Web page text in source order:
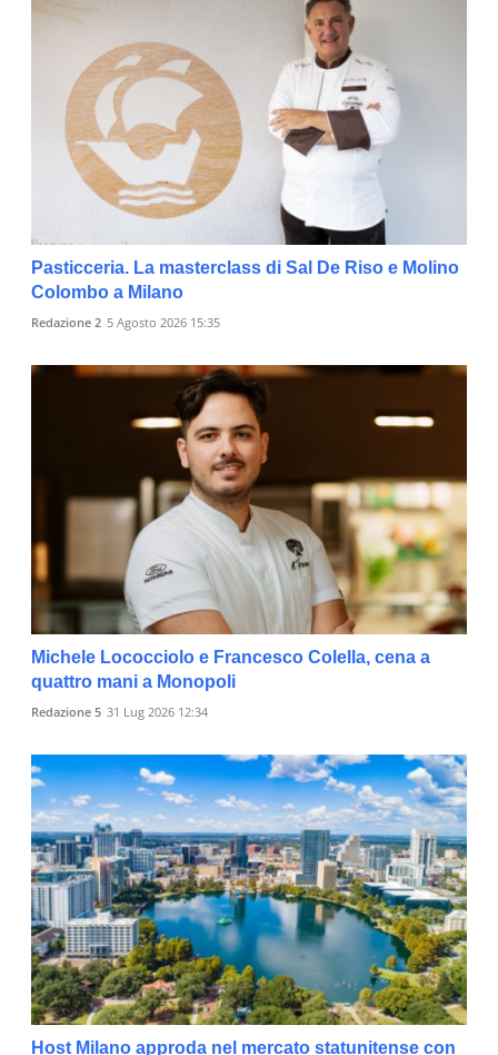
Pasticceria. La masterclass di Sal De Riso e Molino
Colombo a Milano
Redazione 2 5 Agosto 2026 15:35
Michele Lococciolo e Francesco Colella, cena a
quattro mani a Monopoli
Redazione 5 31 Lug 2026 12:34
Host Milano approda nel mercato statunitense con